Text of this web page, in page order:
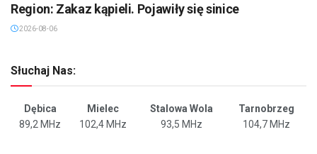
Region: Zakaz kąpieli. Pojawiły się sinice
2026-08-06
Słuchaj Nas:
Dębica Mielec Stalowa Wola
Tarnobrzeg
89,2 MHz
102,4 MHz 93,5 MHz 104,7 MHz